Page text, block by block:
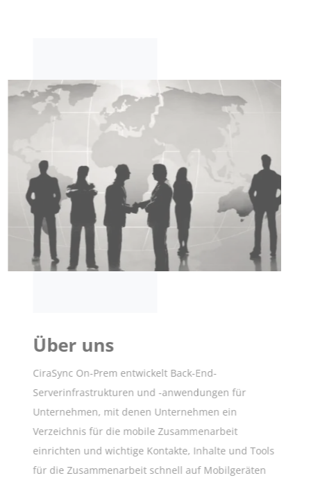
Über uns
CiraSync On-Prem entwickelt Back-End-
Serverinfrastrukturen und -anwendungen für
Unternehmen, mit denen Unternehmen ein
Verzeichnis für die mobile Zusammenarbeit
einrichten und wichtige Kontakte, Inhalte und Tools
für die Zusammenarbeit schnell auf Mobilgeräten